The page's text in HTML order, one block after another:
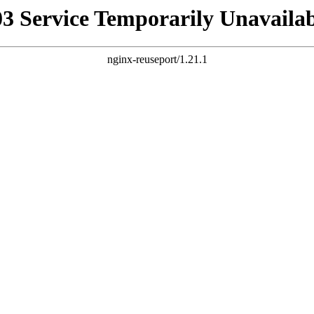
Service Temporarily
nginx-reuseport/1.21.1